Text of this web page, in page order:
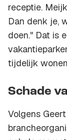
receptie.
Dan denk je,
doen." Dat is
tijdelijk
Schade
Volgens